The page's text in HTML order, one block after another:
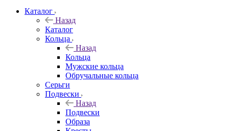
Каталог
Назад
Каталог
Кольца
Назад
Кольца
Мужские кольца
Обручальные кольца
Серьги
Подвески
Назад
Подвески
Образа